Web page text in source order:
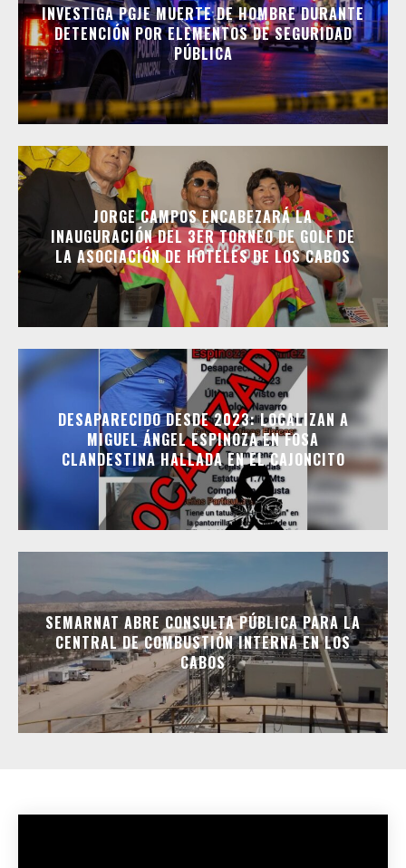
INVESTIGA PGJE MUERTE DE HOMBRE DURANTE
DETENCIÓN POR ELEMENTOS DE SEGURIDAD
PÚBLICA
JORGE CAMPOS ENCABEZARÁ LA
INAUGURACIÓN DEL 3ER TORNEO DE GOLF DE
LA ASOCIACIÓN DE HOTELES DE LOS CABOS
DESAPARECIDO DESDE 2023: LOCALIZAN A
MIGUEL ÁNGEL ESPINOZA EN FOSA
CLANDESTINA HALLADA EN EL CAJONCITO
SEMARNAT ABRE CONSULTA PÚBLICA PARA LA
CENTRAL DE COMBUSTIÓN INTERNA EN LOS
CABOS